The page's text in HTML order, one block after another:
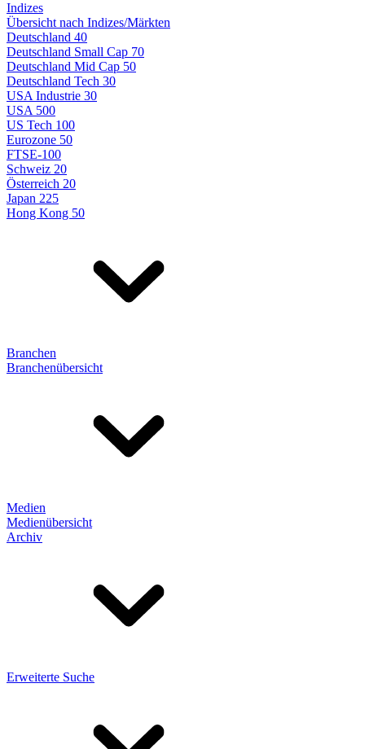
Indizes
Übersicht nach Indizes/Märkten
Deutschland 40
Deutschland Small Cap 70
Deutschland Mid Cap 50
Deutschland Tech 30
USA Industrie 30
USA 500
US Tech 100
Eurozone 50
FTSE-100
Schweiz 20
Österreich 20
Japan 225
Hong Kong 50
Branchen
Branchenübersicht
Medien
Medienübersicht
Archiv
Erweiterte Suche